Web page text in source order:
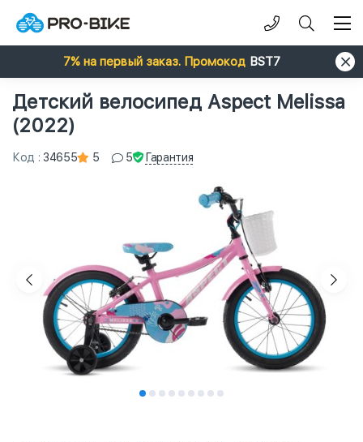
7% на первый заказ. Промокод BST7
Детский велосипед Aspect Melissa
(2022)
Код : 34655 5 5 Гарантия